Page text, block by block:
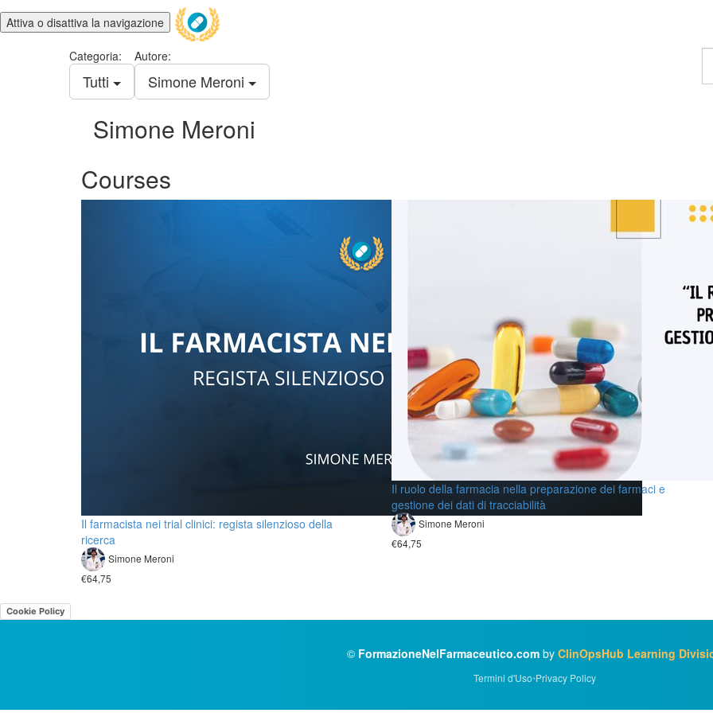
Attiva o disattiva la navigazione
Categoria:
Tutti
Autore:
Simone Meroni
Simone Meroni
Courses
Il farmacista nei trial clinici: regista silenzioso della
ricerca
Simone Meroni
€64,75
Il ruolo della farmacia nella preparazione dei farmaci e
gestione dei dati di tracciabilità
Simone Meroni
€64,75
Cookie Policy
© FormazioneNelFarmaceutico.comby ClinOpsHub Learning
Termini d'Uso•Privacy Policy